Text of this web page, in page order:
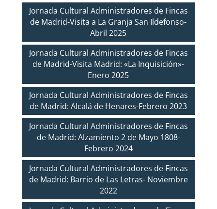
Jornada Cultural Administradores de Fincas
de Madrid-Visita a La Granja San Ildefonso-
Abril 2025
Jornada Cultural Administradores de Fincas
de Madrid-Visita Madrid: «La Inquisición»-
Enero 2025
Jornada Cultural Administradores de Fincas
de Madrid: Alcalá de Henares-Febrero 2023
Jornada Cultural Administradores de Fincas
de Madrid: Alzamiento 2 de Mayo 1808-
Febrero 2024
Jornada Cultural Administradores de Fincas
de Madrid: Barrio de Las Letras- Noviembre
2022